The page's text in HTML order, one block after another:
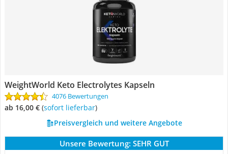
WeightWorld Keto Electrolytes Kapseln
4076 Bewertungen
ab 16,00 € ( Sofort lieferbar)
Preisvergleich und weitere Angebote
Unsere Bewertung: SEHR GUT